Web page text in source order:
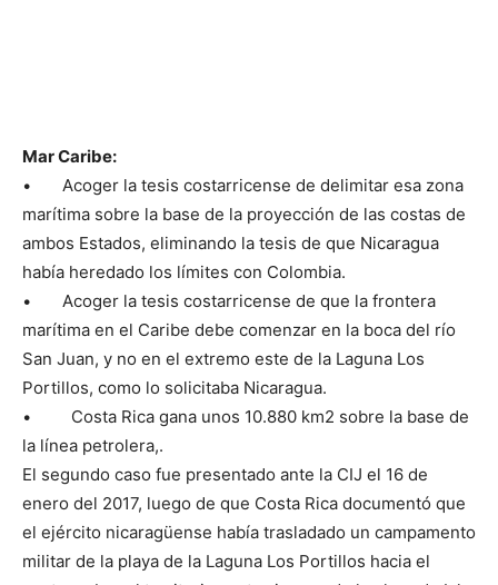
Mar Caribe:
• Acoger la tesis costarricense de delimitar esa zona
marítima sobre la base de la proyección de las costas de
ambos Estados, eliminando la tesis de que Nicaragua
había heredado los límites con Colombia.
• Acoger la tesis costarricense de que la frontera
marítima en el Caribe debe comenzar en la boca del río
San Juan, y no en el extremo este de la Laguna Los
Portillos, como lo solicitaba Nicaragua.
• Costa Rica gana unos 10.880 km2 sobre la base de
la línea petrolera,.
El segundo caso fue presentado ante la CIJ el 16 de
enero del 2017, luego de que Costa Rica documentó que
el ejército nicaragüense había trasladado un campamento
militar de la playa de la Laguna Los Portillos hacia el